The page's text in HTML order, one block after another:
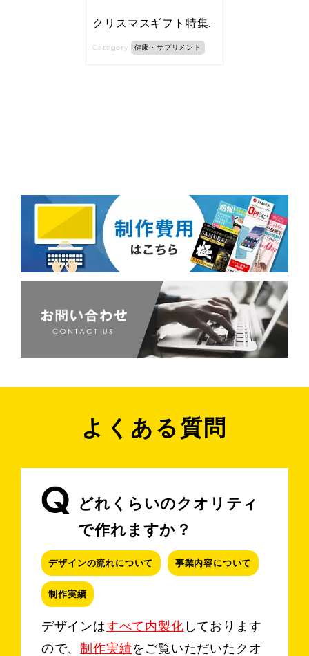
クリスマスギフト特集2019
Category 健康・サプリメント
よくある質問
どれくらいのクオリティ
で作れますか？
デザインの流れについて 事業内容について
制作実績
デザインはすべて内製化 しております
ので、制作実績をご覧いただいたクオ